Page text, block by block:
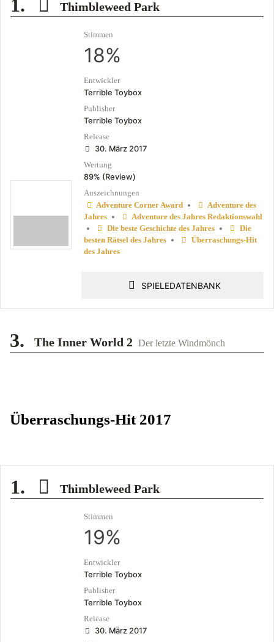
1. Thimbleweed Park
Stimmen
18%
Entwickler
Terrible Toybox
Publisher
Terrible Toybox
Release
30. März 2017
Wertung
89% (Review)
Auszeichnungen
Adventure Corner Award •
Adventure des
Jahres • Adventure des Jahres Redaktionswahl
• Die beste Geschichte des Jahres •
Die
besten Rätsel des Jahres •
Überraschungs-Hit
des Jahres
SPIELEDATENBANK
3. The Inner World 2 Der letzte Windmönch
Überraschungs-Hit 2017
1. Thimbleweed Park
Stimmen
19%
Entwickler
Terrible Toybox
Publisher
Terrible Toybox
Release
30. März 2017